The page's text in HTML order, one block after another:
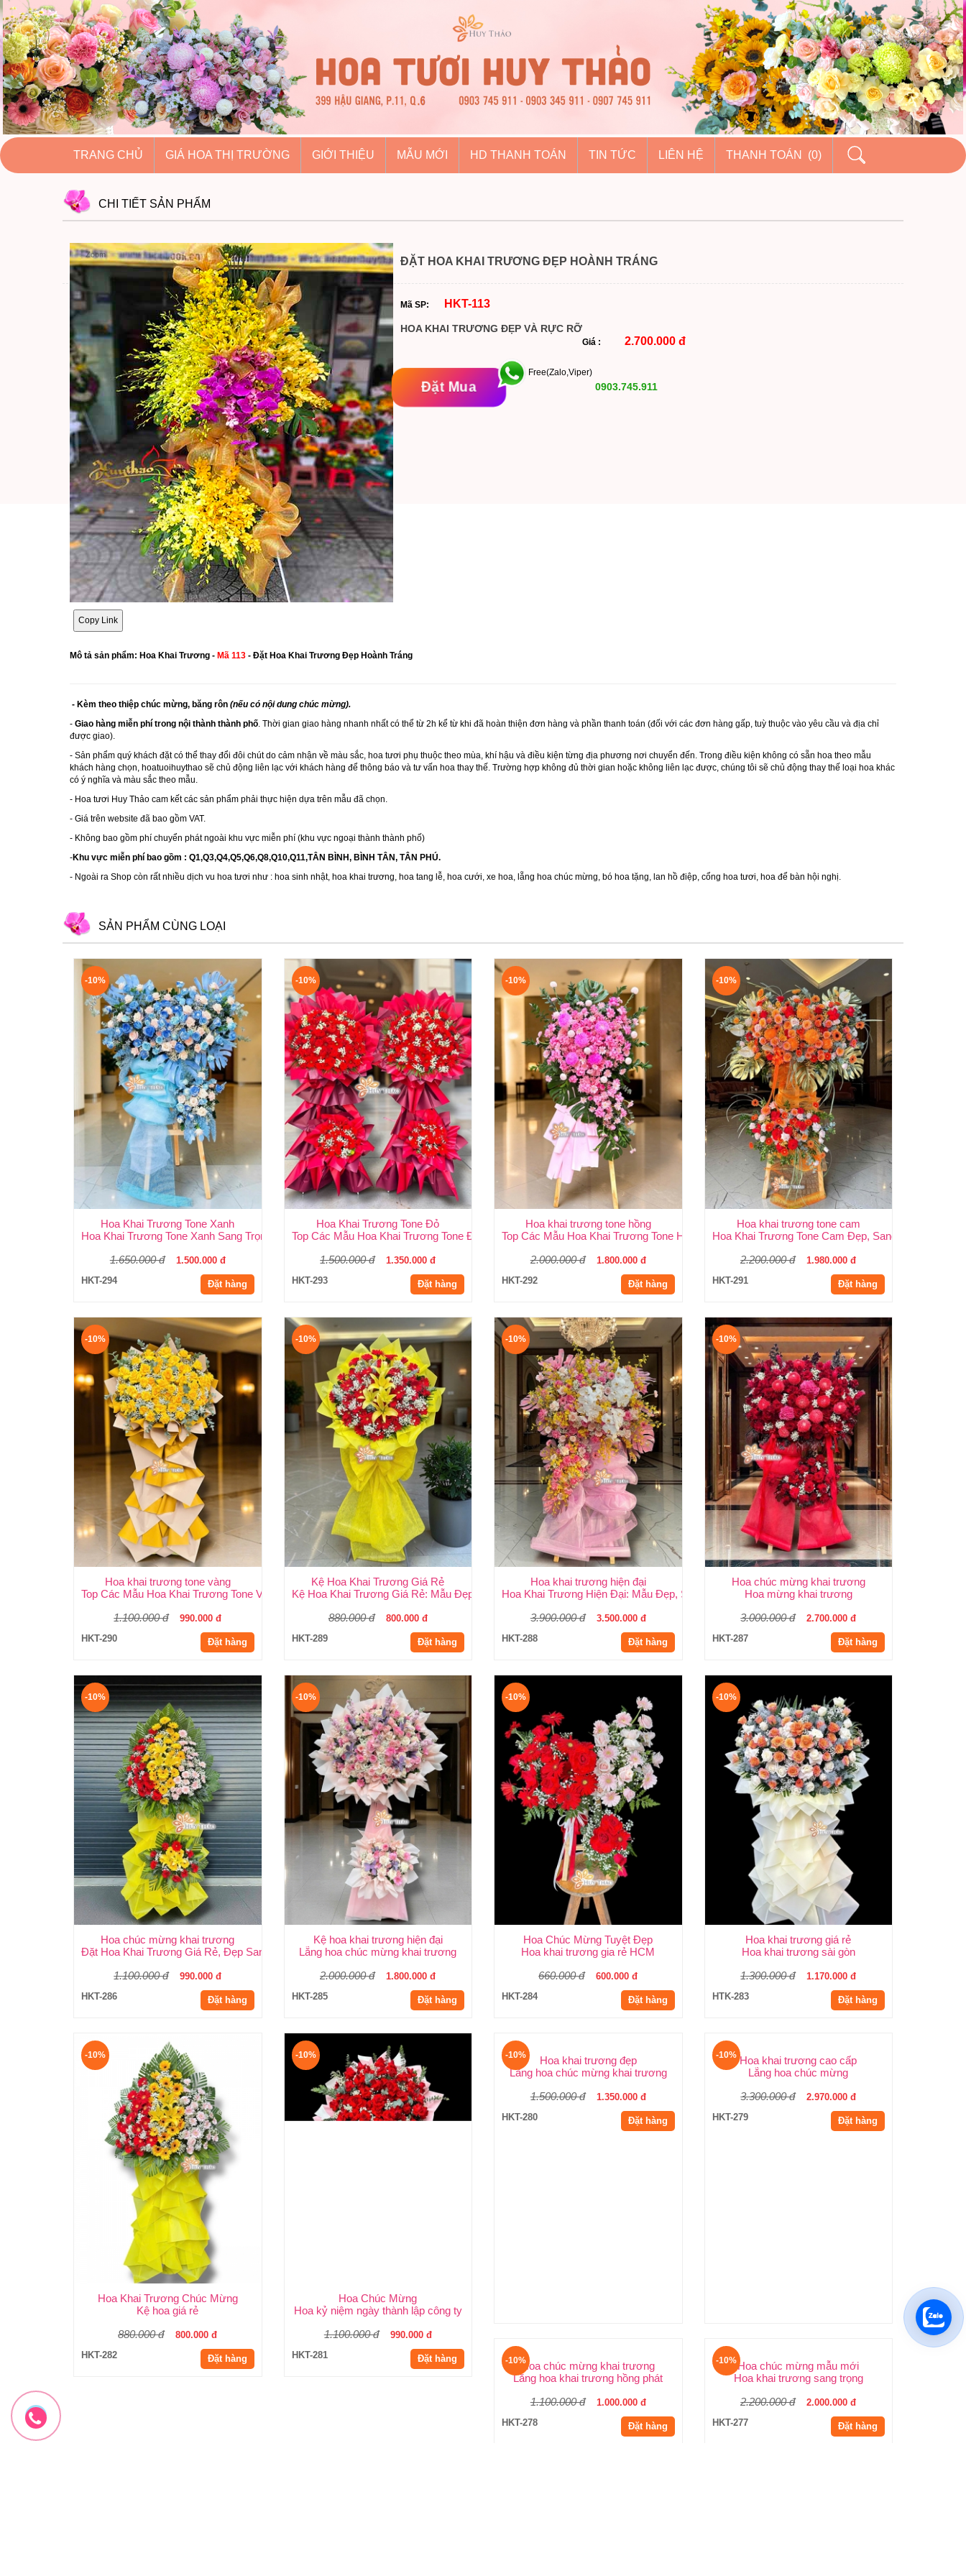
hoatuoihuythao.com
hoatuoihuythao.com
//hoatuoihuythao.com/
TRANG CHỦ GIÁ HOA THỊ TRƯỜNG GIỚI THIỆU MẪU MỚI HD THANH TOÁN TIN TỨC LIÊN HỆ THANH TOÁN (0)
CHI TIẾT SẢN PHẨM
Zoom
Copy Link
ĐẶT HOA KHAI TRƯƠNG ĐẸP HOÀNH TRÁNG
Mã SP: HKT-113
HOA KHAI TRƯƠNG ĐẸP VÀ RỰC RỠ
Giá : 2.700.000 đ
Đặt Mua
Free(Zalo,Viper)
0903.745.911
Mô tả sản phẩm: Hoa Khai Trương - Mã 113 - Đặt Hoa Khai Trương Đẹp Hoành Tráng
- Kèm theo thiệp chúc mừng, băng rôn (nếu có nội dung chúc mừng).
- Giao hàng miễn phí trong nội thành thành phố. Thời gian giao hàng nhanh nhất có thể từ 2h kể từ khi đã hoàn thiện đơn hàng và phần thanh toán (đối với các đơn hàng gấp, tuỳ thuộc vào yêu cầu và địa chỉ
được giao).
- Sản phẩm quý khách đặt có thể thay đổi đôi chút do cảm nhận về màu sắc, hoa tươi phụ thuộc theo mùa, khí hậu và điều kiện từng địa phương nơi chuyển đến. Trong điều kiện không có sẵn hoa theo mẫu
khách hàng chọn, hoatuoihuythao sẽ chủ động liên lạc với khách hàng để thông báo và tư vấn hoa thay thế. Trường hợp không đủ thời gian hoặc không liên lạc được, chúng tôi sẽ chủ động thay thế loại hoa khác
có ý nghĩa và màu sắc theo mẫu.
- Hoa tươi Huy Thảo cam kết các sản phẩm phải thực hiện dựa trên mẫu đã chọn.
- Giá trên website đã bao gồm VAT.
- Không bao gồm phí chuyển phát ngoài khu vực miễn phí (khu vực ngoại thành thành phố)
-Khu vực miễn phí bao gồm : Q1,Q3,Q4,Q5,Q6,Q8,Q10,Q11,TÂN BÌNH, BÌNH TÂN, TÂN PHÚ.
- Ngoài ra Shop còn rất nhiều dịch vu hoa tươi như : hoa sinh nhật, hoa khai trương, hoa tang lễ, hoa cưới, xe hoa, lẵng hoa chúc mừng, bó hoa tặng, lan hồ điệp, cổng hoa tươi, hoa để bàn hội nghị.
SẢN PHẨM CÙNG LOẠI
-10%
Hoa Khai Trương Tone Xanh
Hoa Khai Trương Tone Xanh Sang Trọng, Độc Đáo | Shop Hoa Huy Thảo
1.650.000 đ
1.500.000 đ
HKT-294
Đặt hàng
-10%
Hoa Khai Trương Tone Đỏ
Top Các Mẫu Hoa Khai Trương Tone Đỏ Đẹp, Sang Trọng, Giá Rẻ Tại TP.HCM
1.500.000 đ
1.350.000 đ
HKT-293
Đặt hàng
-10%
Hoa khai trương tone hồng
Top Các Mẫu Hoa Khai Trương Tone Hồng Đẹp, Sang Trọng, Giá Rẻ Tại TP.HCM
2.000.000 đ
1.800.000 đ
HKT-292
Đặt hàng
-10%
Hoa khai trương tone cam
Hoa Khai Trương Tone Cam Đẹp, Sang Trọng, Rực
2.200.000 đ
1.980.000 đ
HKT-291
Đặt hàng
-10%
Hoa khai trương tone vàng
Top Các Mẫu Hoa Khai Trương Tone Vàng Đẹp, Sang Trọng, Giá Rẻ Nhất HCMC
1.100.000 đ
990.000 đ
HKT-290
Đặt hàng
-10%
Kệ Hoa Khai Trương Giá Rẻ
Kệ Hoa Khai Trương Giá Rẻ: Mẫu Đẹp, Sang Trọng & Giao Nhanh TP.HCM | Huy Thảo
880.000 đ
800.000 đ
HKT-289
Đặt hàng
-10%
Hoa khai trương hiện đại
Hoa Khai Trương Hiện Đại: Mẫu Đẹp, Sang Trọng & Giao Nhanh TP.HCM | Huy Thảo
3.900.000 đ
3.500.000 đ
HKT-288
Đặt hàng
-10%
Hoa chúc mừng khai trương
Hoa mừng khai trương
3.000.000 đ
2.700.000 đ
HKT-287
Đặt hàng
-10%
Hoa chúc mừng khai trương
Đặt Hoa Khai Trương Giá Rẻ, Đẹp Sang Trọng – Shop Hoa Khai Trương Huy Thảo
1.100.000 đ
990.000 đ
HKT-286
Đặt hàng
-10%
Kệ hoa khai trương hiện đại
Lẵng hoa chúc mừng khai trương
2.000.000 đ
1.800.000 đ
HKT-285
Đặt hàng
-10%
Hoa Chúc Mừng Tuyệt Đẹp
Hoa khai trương gia rẻ HCM
660.000 đ
600.000 đ
HKT-284
Đặt hàng
-10%
Hoa khai trương giá rẻ
Hoa khai trương sài gòn
1.300.000 đ
1.170.000 đ
HTK-283
Đặt hàng
-10%
Hoa Khai Trương Chúc Mừng
Kệ hoa giá rẻ
880.000 đ
800.000 đ
HKT-282
Đặt hàng
-10%
Hoa Chúc Mừng
Hoa kỷ niệm ngày thành lập công ty
1.100.000 đ
990.000 đ
HKT-281
Đặt hàng
-10%
HKT-280
-10%
HKT-279